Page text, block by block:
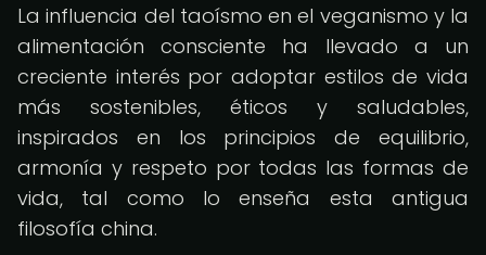
La influencia del taoísmo en el veganismo y la
alimentación consciente ha llevado a un
creciente interés por adoptar estilos de vida
más sostenibles, éticos y saludables,
inspirados en los principios de equilibrio,
armonía y respeto por todas las formas de
vida, tal como lo enseña esta antigua
filosofía china.